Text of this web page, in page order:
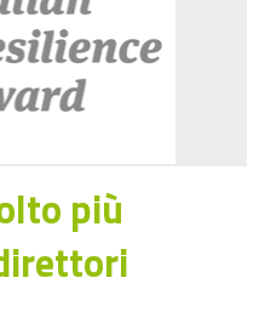
più